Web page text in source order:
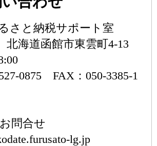
さと納税サポート室
北海道函館市東雲町4-13
0875 FAX：050-3385-1
問合せ
lg.jp